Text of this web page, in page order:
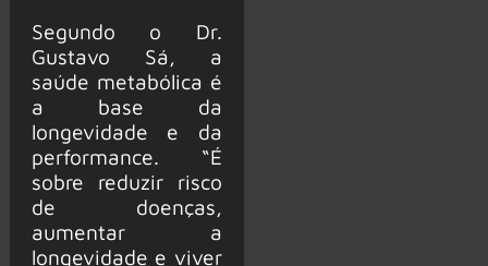
Segundo o Dr.
Gustavo Sá, a
saúde metabólica é
a base da
longevidade e da
performance. “É
sobre reduzir risco
de doenças,
aumentar a
longevidade e viver